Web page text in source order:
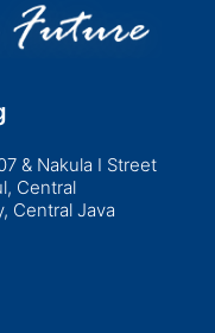
& Nakula I Street
Central
Central Java